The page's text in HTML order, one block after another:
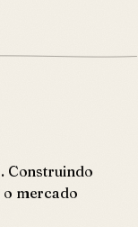
Construindo
o mercado